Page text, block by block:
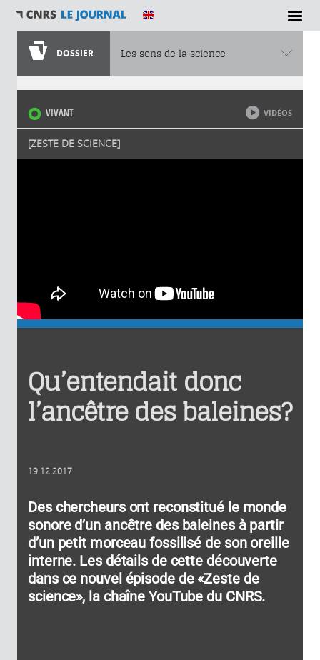
DOSSIER Les sons de la science
Vous êtes ici
VIVANT
[ZESTE DE SCIENCE]
VIDÉOS
Qu’entendait donc
l’ancêtre des baleines?
19.12.2017
Des chercheurs ont reconstitué le monde
sonore d’un ancêtre des baleines à partir
d’un petit morceau fossilisé de son oreille
interne. Les détails de cette découverte
dans ce nouvel épisode de «Zeste de
science», la chaîne YouTube du CNRS.